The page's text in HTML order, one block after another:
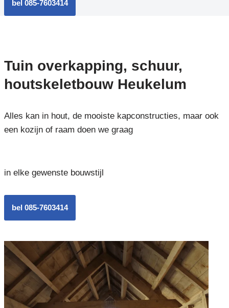
bel 085-7603414
Tuin overkapping, schuur,
houtskeletbouw Heukelum
Alles kan in hout, de mooiste kapconstructies, maar ook
een kozijn of raam doen we graag
in elke gewenste bouwstijl
bel 085-7603414